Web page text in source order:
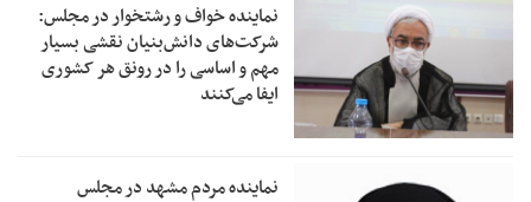
نماینده خواف و رشتخوار در مجلس:
شرکت‌های دانش‌بنیان نقشی بسیار
مهم و اساسی را در رونق هر کشوری
ایفا می‌کنند
نماینده مردم مشهد در مجلس